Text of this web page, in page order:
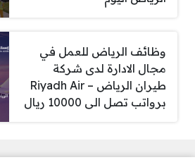
وظائف الرياض للعمل في
مجال الادارة لدى شركة
طيران الرياض – Riyadh Air
برواتب تصل الى 10000 ريال